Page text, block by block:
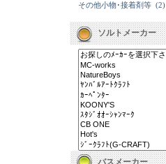
その他小物･接着剤等 (2)
ソルトメーカー
バスメーカー